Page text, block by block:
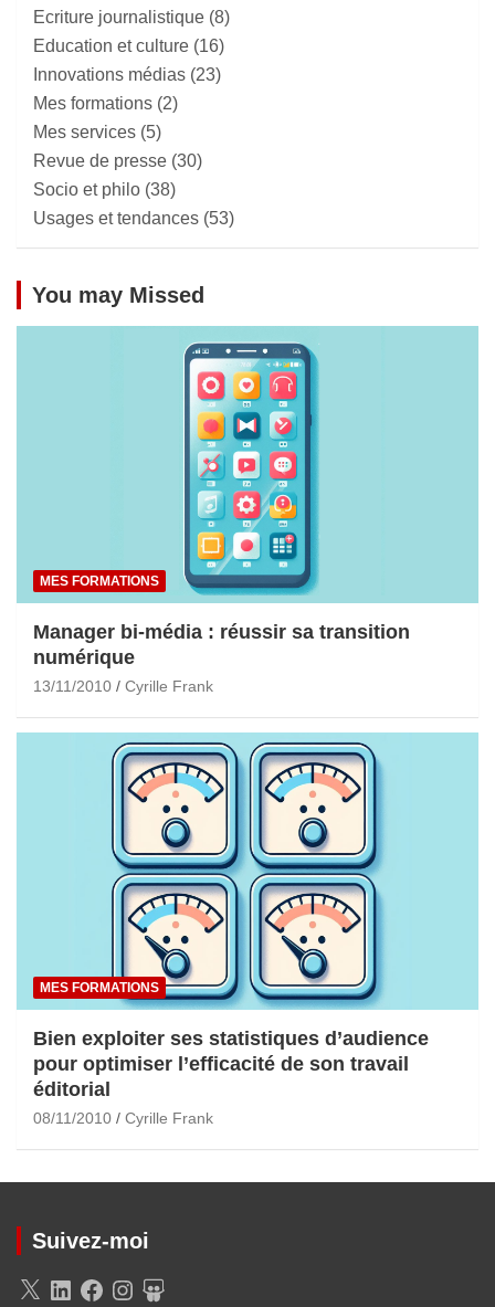
Ecriture journalistique (8)
Education et culture (16)
Innovations médias (23)
Mes formations (2)
Mes services (5)
Revue de presse (30)
Socio et philo (38)
Usages et tendances (53)
You may Missed
MES FORMATIONS
Manager bi-média : réussir sa transition
numérique
13/11/2010 Cyrille Frank
MES FORMATIONS
Bien exploiter ses statistiques d’audience
pour optimiser l’efficacité de son travail
éditorial
08/11/2010 Cyrille Frank
Suivez-moi
X LinkedInFacebook
InstagramSlideShare